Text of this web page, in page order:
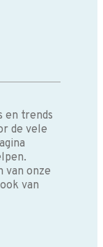
en trends
de vele
van onze
van